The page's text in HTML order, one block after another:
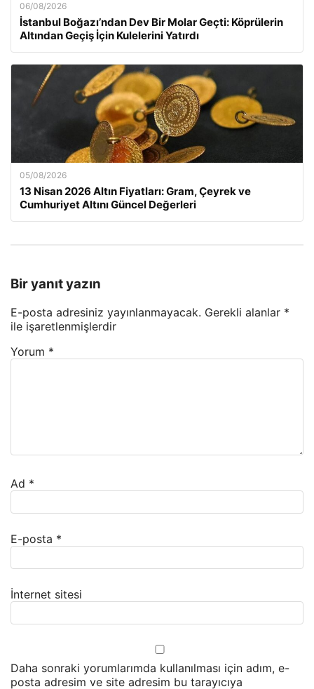
06/08/2026
İstanbul Boğazı’ndan Dev Bir Molar Geçti: Köprülerin
Altından Geçiş İçin Kulelerini Yatırdı
05/08/2026
13 Nisan 2026 Altın Fiyatları: Gram, Çeyrek ve
Cumhuriyet Altını Güncel Değerleri
Bir yanıt yazın
E-posta adresiniz yayınlanmayacak. Gerekli alanlar *
ile işaretlenmişlerdir
Yorum *
Ad *
E-posta *
İnternet sitesi
Daha sonraki yorumlarımda kullanılması için adım, e-
posta adresim ve site adresim bu tarayıcıya